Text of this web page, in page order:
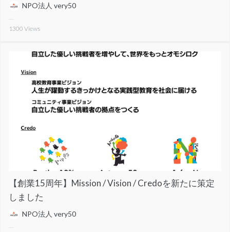
NPO法人 very50
1300 Views
【創業15周年】Mission / Vision / Credoを新たに策定
しました
NPO法人 very50